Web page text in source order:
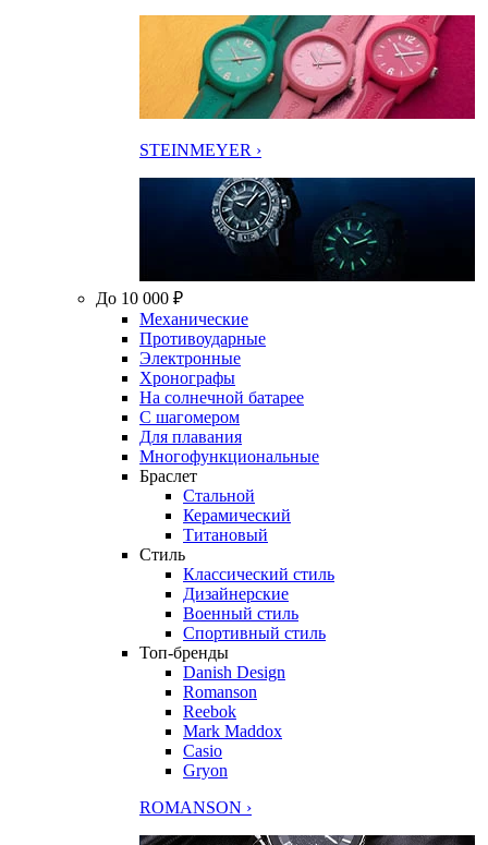
STEINMEYER ›
До 10 000 ₽
Механические
Противоударные
Электронные
Хронографы
На солнечной батарее
С шагомером
Для плавания
Многофункциональные
Браслет
Стальной
Керамический
Титановый
Стиль
Классический стиль
Дизайнерские
Военный стиль
Спортивный стиль
Топ-бренды
Danish Design
Romanson
Reebok
Mark Maddox
Casio
Gryon
ROMANSON ›